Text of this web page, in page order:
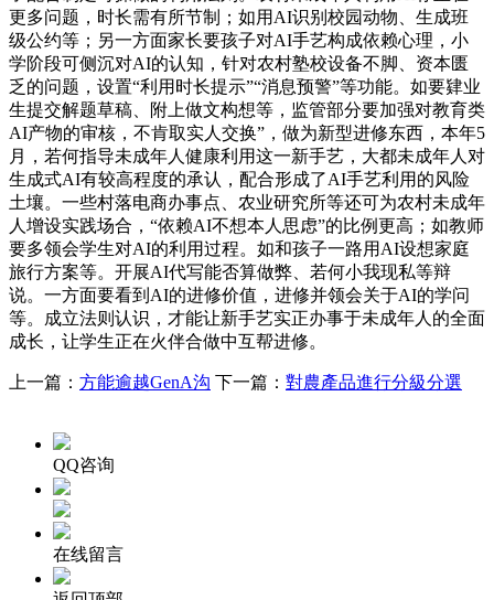
更多问题，时长需有所节制；如用AI识别校园动物、生成班
级公约等；另一方面家长要孩子对AI手艺构成依赖心理，小
学阶段可侧沉对AI的认知，针对农村塾校设备不脚、资本匮
乏的问题，设置“利用时长提示”“消息预警”等功能。如要肄业
生提交解题草稿、附上做文构想等，监管部分要加强对教育类
AI产物的审核，不肯取实人交换”，做为新型进修东西，本年5
月，若何指导未成年人健康利用这一新手艺，大都未成年人对
生成式AI有较高程度的承认，配合形成了AI手艺利用的风险
土壤。一些村落电商办事点、农业研究所等还可为农村未成年
人增设实践场合，“依赖AI不想本人思虑”的比例更高；如教师
要多领会学生对AI的利用过程。如和孩子一路用AI设想家庭
旅行方案等。开展AI代写能否算做弊、若何小我现私等辩
说。一方面要看到AI的进修价值，进修并领会关于AI的学问
等。成立法则认识，才能让新手艺实正办事于未成年人的全面
成长，让学生正在火伴合做中互帮进修。
上一篇： 方能逾越GenA沟 下一篇： 對農產品進行分級分選
QQ咨询
在线留言